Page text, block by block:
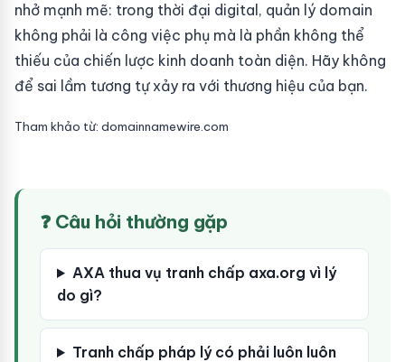
nhở mạnh mẽ: trong thời đại digital, quản lý domain
không phải là công việc phụ mà là phần không thể
thiếu của chiến lược kinh doanh toàn diện. Hãy không
để sai lầm tương tự xảy ra với thương hiệu của bạn.
Tham khảo từ: domainnamewire.com
❓ Câu hỏi thường gặp
AXA thua vụ tranh chấp axa.org vì lý
do gì?
Tranh chấp pháp lý có phải luôn luôn